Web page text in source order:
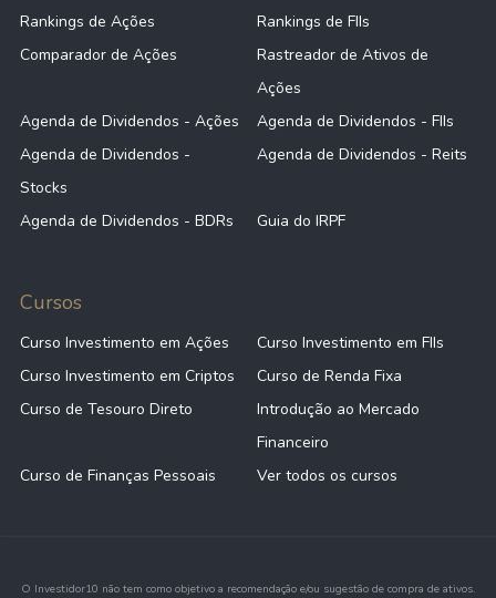
Rankings de Ações
Rankings de FIIs
Comparador de Ações
Rastreador de Ativos de
Ações
Agenda de Dividendos - Ações
Agenda de Dividendos - FIIs
Agenda de Dividendos -
Stocks
Agenda de Dividendos - Reits
Agenda de Dividendos - BDRs Guia do IRPF
Cursos
Curso Investimento em Ações
Curso Investimento em FIIs
Curso Investimento em Criptos
Curso de Renda Fixa
Curso de Tesouro Direto
Introdução ao Mercado
Financeiro
Curso de Finanças Pessoais
Ver todos os cursos
O Investidor10 não tem como objetivo a recomendação e/ou sugestão de compra de ativos.